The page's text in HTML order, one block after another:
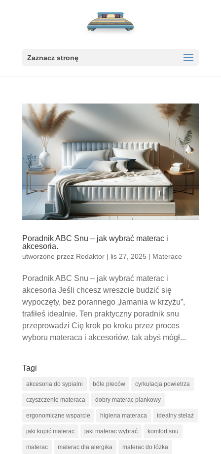
Zaznacz stronę
Poradnik ABC Snu – jak wybrać materac i
akcesoria.
utworzone przez Redaktor| lis 27, 2025 | Materace
Poradnik ABC Snu – jak wybrać materac i
akcesoria Jeśli chcesz wreszcie budzić się
wypoczęty, bez porannego „łamania w krzyżu”,
trafiłeś idealnie. Ten praktyczny poradnik snu
przeprowadzi Cię krok po kroku przez proces
wyboru materaca i akcesoriów, tak abyś mógł...
Tagi
akcesoria do sypialni bóle pleców cyrkulacja powietrza
czyszczenie materaca dobry materac piankowy
ergonomiczne wsparcie higiena materaca idealny stelaż
jaki kupić materac jaki materac wybrać komfort snu
materac materac dla alergika materac do łóżka